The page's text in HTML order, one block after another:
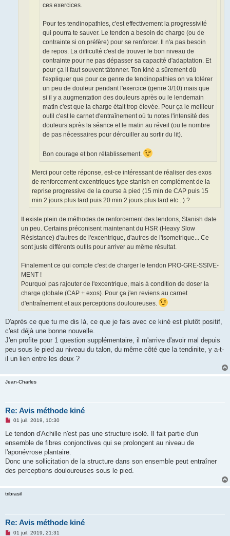
ces exercices.
Pour tes tendinopathies, c'est effectivement la progressivité
qui pourra te sauver. Le tendon a besoin de charge (ou de
contrainte si on préfère) pour se renforcer. Il n'a pas besoin
de repos. La difficulté c'est de trouver le bon niveau de
contrainte pour ne pas dépasser sa capacité d'adaptation. Et
pour ça il faut souvent tâtonner. Ton kiné a sûrement dû
t'expliquer que pour ce genre de tendinopathies on va tolérer
un peu de douleur pendant l'exercice (genre 3/10) mais que
si il y a augmentation des douleurs après ou le lendemain
matin c'est que la charge était trop élevée. Pour ça le meilleur
outil c'est le carnet d'entraînement où tu notes l'intensité des
douleurs après la séance et le matin au réveil (ou le nombre
de pas nécessaires pour dérouiller au sortir du lit).
Bon courage et bon rétablissement.
Merci pour cette réponse, est-ce intéressant de réaliser des exos
de renforcement excentriques type stanish en complément de la
reprise progressive de la course à pied (15 min de CAP puis 15
min 2 jours plus tard puis 20 min 2 jours plus tard etc...) ?
Il existe plein de méthodes de renforcement des tendons, Stanish date
un peu. Certains préconisent maintenant du HSR (Heavy Slow
Résistance) d'autres de l'excentrique, d'autres de l'isometrique... Ce
sont juste différents outils pour arriver au même résultat.
Finalement ce qui compte c'est de charger le tendon PRO-GRE-SSIVE-
MENT !
Pourquoi pas rajouter de l'excentrique, mais à condition de doser la
charge globale (CAP + exos). Pour ça j'en reviens au carnet
d'entraînement et aux perceptions douloureuses.
D'après ce que tu me dis là, ce que je fais avec ce kiné est plutôt positif,
c'est déjà une bonne nouvelle.
J'en profite pour 1 question supplémentaire, il m'arrive d'avoir mal depuis
peu sous le pied au niveau du talon, du même côté que la tendinite, y a-t-
il un lien entre les deux ?
Jean-Charles
Re: Avis méthode kiné
M
s
a
g
e
n
o
u
01 juil. 2019, 10:30
Le tendon d'Achille n'est pas une structure isolé. Il fait partie d'un
ensemble de fibres conjonctives qui se prolongent au niveau de
l'aponévrose plantaire.
Donc une sollicitation de la structure dans son ensemble peut entraîner
des perceptions douloureuses sous le pied.
tribrasil
Re: Avis méthode kiné
M01 juil. 2019, 21:31